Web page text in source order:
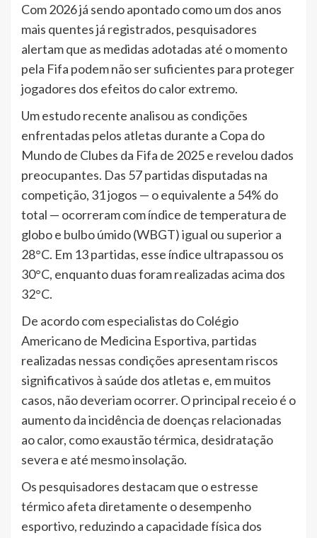
Com 2026 já sendo apontado como um dos anos
mais quentes já registrados, pesquisadores
alertam que as medidas adotadas até o momento
pela Fifa podem não ser suficientes para proteger
jogadores dos efeitos do calor extremo.
Um estudo recente analisou as condições
enfrentadas pelos atletas durante a Copa do
Mundo de Clubes da Fifa de 2025 e revelou dados
preocupantes. Das 57 partidas disputadas na
competição, 31 jogos — o equivalente a 54% do
total — ocorreram com índice de temperatura de
globo e bulbo úmido (WBGT) igual ou superior a
28°C. Em 13 partidas, esse índice ultrapassou os
30°C, enquanto duas foram realizadas acima dos
32°C.
De acordo com especialistas do Colégio
Americano de Medicina Esportiva, partidas
realizadas nessas condições apresentam riscos
significativos à saúde dos atletas e, em muitos
casos, não deveriam ocorrer. O principal receio é o
aumento da incidência de doenças relacionadas
ao calor, como exaustão térmica, desidratação
severa e até mesmo insolação.
Os pesquisadores destacam que o estresse
térmico afeta diretamente o desempenho
esportivo, reduzindo a capacidade física dos